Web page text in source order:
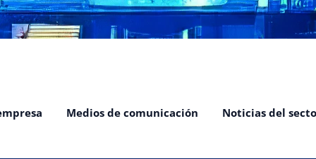
Medios de comunicación Noticias del